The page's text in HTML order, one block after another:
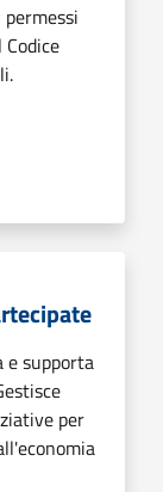
e supporta
per